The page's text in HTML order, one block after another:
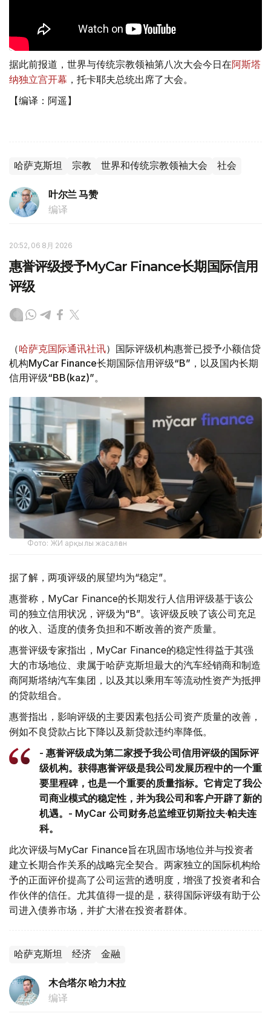
据此前报道，世界与传统宗教领袖第八次大会今日在阿斯塔
纳独立宫开幕 ，托卡耶夫总统出席了大会。
【编译：阿遥】
哈萨克斯坦 宗教 世界和传统宗教领袖大会 社会
叶尔兰 马赞
编译
20:52, 06 8月 2026
惠誉评级授予MyCar Finance长期国际信用
评级
（哈萨克国际通讯社讯）国际评级机构惠誉已授予小额信贷
机构MyCar Finance长期国际信用评级“B”，以及国内长期
信用评级“BB(kaz)”。
Фото: ЖИ арқылы жасалған
据了解，两项评级的展望均为“稳定”。
惠誉称，MyCar Finance的长期发行人信用评级基于该公
司的独立信用状况，评级为“B”。该评级反映了该公司充足
的收入、适度的债务负担和不断改善的资产质量。
惠誉评级专家指出，MyCar Finance的稳定性得益于其强
大的市场地位、隶属于哈萨克斯坦最大的汽车经销商和制造
商阿斯塔纳汽车集团，以及其以乘用车等流动性资产为抵押
的贷款组合。
惠誉指出，影响评级的主要因素包括公司资产质量的改善，
例如不良贷款占比下降以及新贷款违约率降低。
- 惠誉评级成为第二家授予我公司信用评级的国际评
级机构。获得惠誉评级是我公司发展历程中的一个重
要里程碑，也是一个重要的质量指标。它肯定了我公
司商业模式的稳定性，并为我公司和客户开辟了新的
机遇。- MyCar 公司财务总监维亚切斯拉夫·帕夫连
科。
此次评级与MyCar Finance旨在巩固市场地位并与投资者
建立长期合作关系的战略完全契合。两家独立的国际机构给
予的正面评价提高了公司运营的透明度，增强了投资者和合
作伙伴的信任。尤其值得一提的是，获得国际评级有助于公
司进入债券市场，并扩大潜在投资者群体。
哈萨克斯坦 经济 金融
木合塔尔 哈力木拉
编译